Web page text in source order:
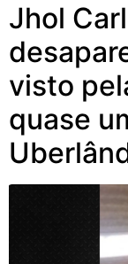
Jhol
visto
quase